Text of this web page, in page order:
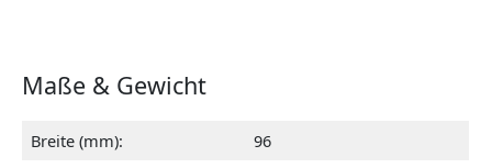
Maße & Gewicht
Breite (mm):
96